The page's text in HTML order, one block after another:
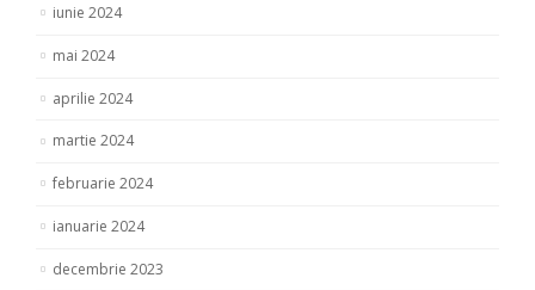
iunie 2024
mai 2024
aprilie 2024
martie 2024
februarie 2024
ianuarie 2024
decembrie 2023